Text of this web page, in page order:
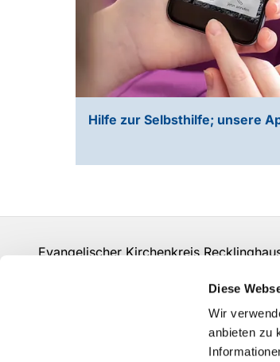
Diese
Wir
anbieten zu
Hilfe zur Selbsthilfe; unsere
Evangelischer Kirchenkreis